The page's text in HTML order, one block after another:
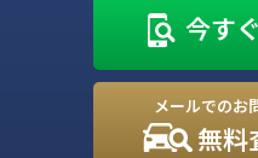
今す
メールでのお
無料